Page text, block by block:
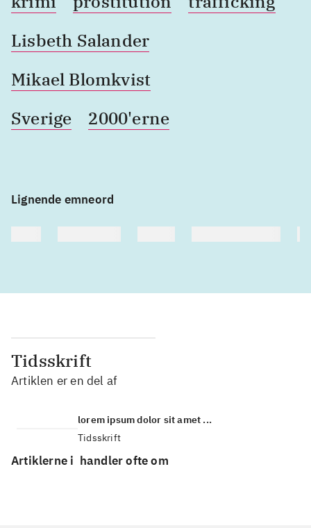
Lisbeth Salander
Mikael Blomkvist
Sverige
2000'erne
Lignende emneord
Tidsskrift
Artiklen er en del af
lorem ipsum dolor sit amet ...
Tidsskrift
Artiklerne i handler ofte om